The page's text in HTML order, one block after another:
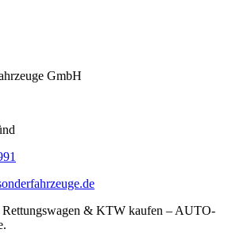
GmbH
& KTW kaufen – AUTO-